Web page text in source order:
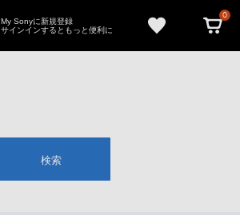
My Sonyに新規登録
サインインするともっと便利に
0
検索